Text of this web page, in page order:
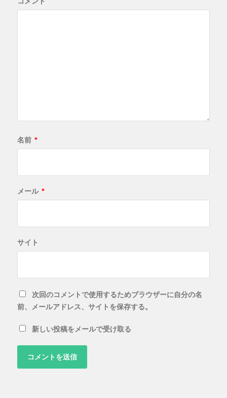
名前 *
メール *
サイト
次回のコメントで使用するためブラウザーに自分の名
前、メールアドレス、サイトを保存する。
新しい投稿をメールで受け取る